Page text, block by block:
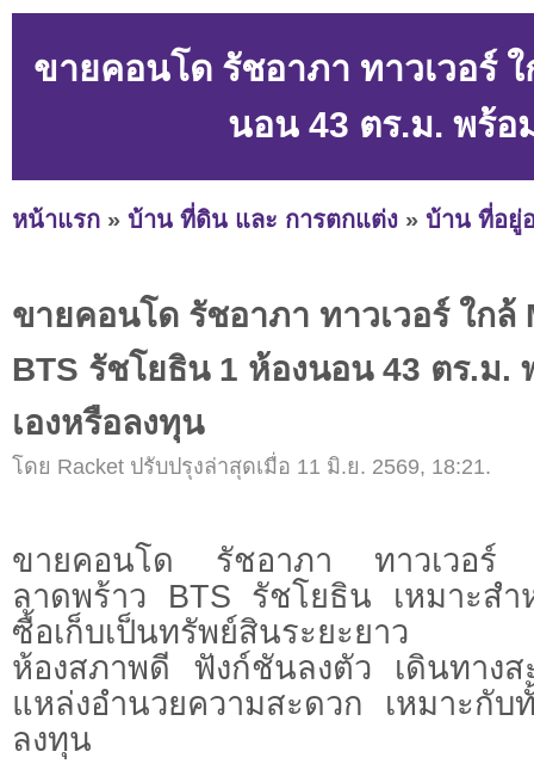
ขายคอนโด รัชอาภา ทาวเวอร์
นอน 43 ตร.ม. พร้อ
หน้าแรก » บ้าน ที่ดิน และ การตกแต่ง » บ้าน ที่อยู่
ขายคอนโด รัชอาภา ทาวเวอร์ ใกล้
BTS รัชโยธิน 1 ห้องนอน 43 ตร.ม.
เองหรือลงทุน
โดย Racket ปรับปรุงล่าสุดเมื่อ 11 มิ.ย. 2569, 18:21.
ขายคอนโด รัชอาภา ทาวเวอร์
ลาดพร้าว BTS รัชโยธิน เหมาะสำ
ซื้อเก็บเป็นทรัพย์สินระยะยาว
ห้องสภาพดี ฟังก์ชันลงตัว เดินทาง
แหล่งอำนวยความสะดวก เหมาะกับ
ลงทุน